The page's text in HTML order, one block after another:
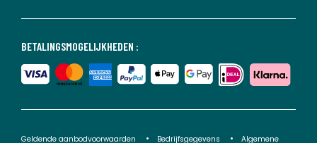
BETALINGSMOGELIJKHEDEN :
Geldende aanbodvoorwaarden Bedrijfsgegevens Algemene